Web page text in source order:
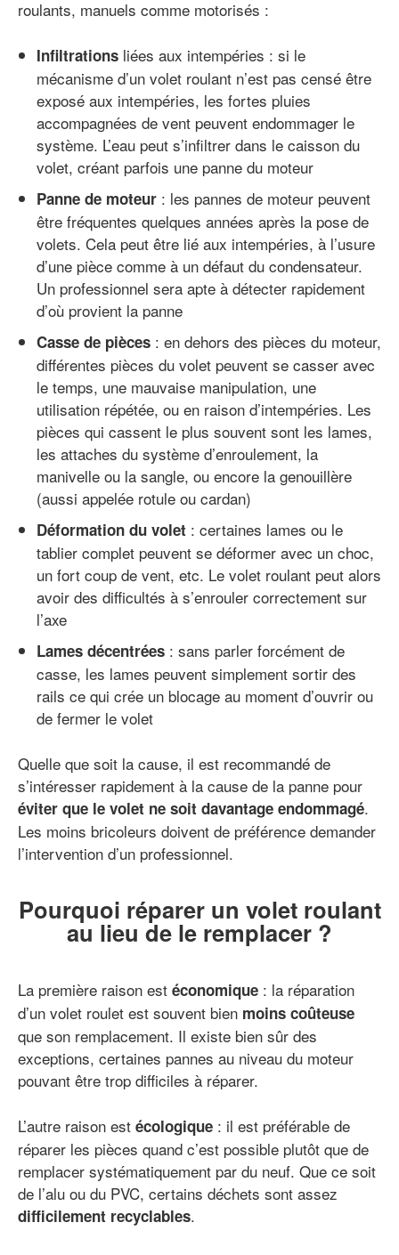
roulants, manuels comme motorisés :
Infiltrations liées aux intempéries : si le
mécanisme d’un volet roulant n’est pas censé être
exposé aux intempéries, les fortes pluies
accompagnées de vent peuvent endommager le
système. L’eau peut s’infiltrer dans le caisson du
volet, créant parfois une panne du moteur
Panne de moteur : les pannes de moteur peuvent
être fréquentes quelques années après la pose de
volets. Cela peut être lié aux intempéries, à l’usure
d’une pièce comme à un défaut du condensateur.
Un professionnel sera apte à détecter rapidement
d’où provient la panne
Casse de pièces : en dehors des pièces du moteur,
différentes pièces du volet peuvent se casser avec
le temps, une mauvaise manipulation, une
utilisation répétée, ou en raison d’intempéries. Les
pièces qui cassent le plus souvent sont les lames,
les attaches du système d’enroulement, la
manivelle ou la sangle, ou encore la genouillère
(aussi appelée rotule ou cardan)
Déformation du volet : certaines lames ou le
tablier complet peuvent se déformer avec un choc,
un fort coup de vent, etc. Le volet roulant peut alors
avoir des difficultés à s’enrouler correctement sur
l’axe
Lames décentrées : sans parler forcément de
casse, les lames peuvent simplement sortir des
rails ce qui crée un blocage au moment d’ouvrir ou
de fermer le volet
Quelle que soit la cause, il est recommandé de
s’intéresser rapidement à la cause de la panne pour
éviter que le volet ne soit davantage endommagé.
Les moins bricoleurs doivent de préférence demander
l’intervention d’un professionnel.
Pourquoi réparer un volet roulant
au lieu de le remplacer ?
La première raison est économique : la réparation
d’un volet roulet est souvent bien moins coûteuse
que son remplacement. Il existe bien sûr des
exceptions, certaines pannes au niveau du moteur
pouvant être trop difficiles à réparer.
L’autre raison est écologique : il est préférable de
réparer les pièces quand c’est possible plutôt que de
remplacer systématiquement par du neuf. Que ce soit
de l’alu ou du PVC, certains déchets sont assez
difficilement recyclables.